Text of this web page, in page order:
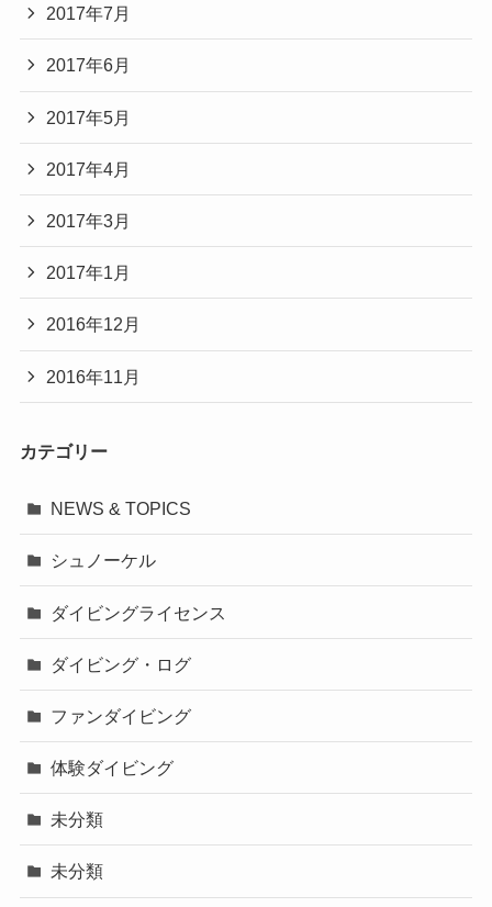
2017年7月
2017年6月
2017年5月
2017年4月
2017年3月
2017年1月
2016年12月
2016年11月
カテゴリー
NEWS & TOPICS
シュノーケル
ダイビングライセンス
ダイビング・ログ
ファンダイビング
体験ダイビング
未分類
未分類